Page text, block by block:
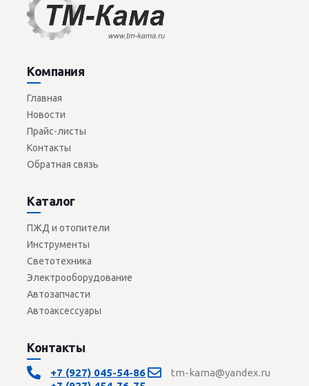
Компания
Главная
Новости
Прайс-листы
Контакты
Обратная связь
Каталог
ПЖД и отопители
Инструменты
Светотехника
Электрооборудование
Автозапчасти
Автоаксессуары
Контакты
+7 (927) 045-54-86
tm-kama@yandex.ru